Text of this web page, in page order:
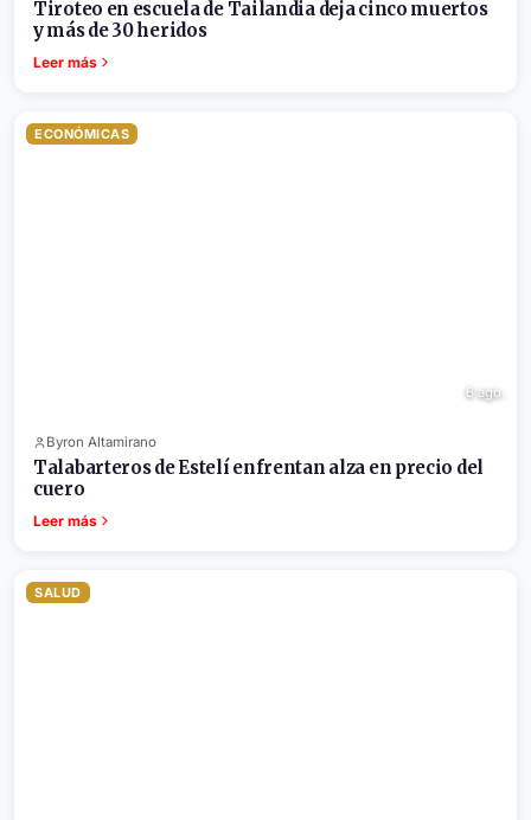
Tiroteo en escuela de Tailandia deja cinco muertos
y más de 30 heridos
Leer más
ECONÓMICAS
6 ago.
Byron Altamirano
Talabarteros de Estelí enfrentan alza en precio del
cuero
Leer más
SALUD